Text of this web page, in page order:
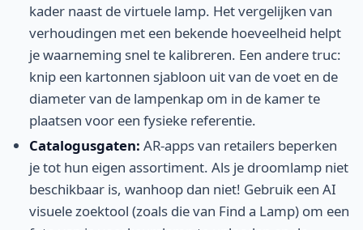
kader naast de virtuele lamp. Het vergelijken van
verhoudingen met een bekende hoeveelheid helpt
je waarneming snel te kalibreren. Een andere truc:
knip een kartonnen sjabloon uit van de voet en de
diameter van de lampenkap om in de kamer te
plaatsen voor een fysieke referentie.
Catalogusgaten: AR-apps van retailers beperken
je tot hun eigen assortiment. Als je droomlamp niet
beschikbaar is, wanhoop dan niet! Gebruik een AI
visuele zoektool (zoals die van Find a Lamp) om een